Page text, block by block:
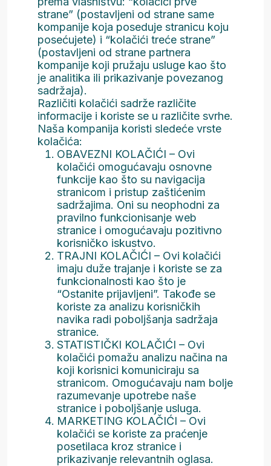
strane” (postavljeni od strane same
kompanije koja poseduje stranicu koju
posećujete) i “kolačići treće strane”
(postavljeni od strane partnera
kompanije koji pružaju usluge kao što
je analitika ili prikazivanje povezanog
sadržaja).
Različiti kolačići sadrže različite
informacije i koriste se u različite svrhe.
Naša kompanija koristi sledeće vrste
kolačića:
OBAVEZNI KOLAČIĆI – Ovi
kolačići omogućavaju osnovne
funkcije kao što su navigacija
stranicom i pristup zaštićenim
sadržajima. Oni su neophodni za
pravilno funkcionisanje web
stranice i omogućavaju pozitivno
korisničko iskustvo.
TRAJNI KOLAČIĆI – Ovi kolačići
imaju duže trajanje i koriste se za
funkcionalnosti kao što je
“Ostanite prijavljeni”. Takođe se
koriste za analizu korisničkih
navika radi poboljšanja sadržaja
stranice.
STATISTIČKI KOLAČIĆI – Ovi
kolačići pomažu analizu načina na
koji korisnici komuniciraju sa
stranicom. Omogućavaju nam bolje
razumevanje upotrebe naše
stranice i poboljšanje usluga.
MARKETING KOLAČIĆI – Ovi
kolačići se koriste za praćenje
posetilaca kroz stranice i
prikazivanje relevantnih oglasa.